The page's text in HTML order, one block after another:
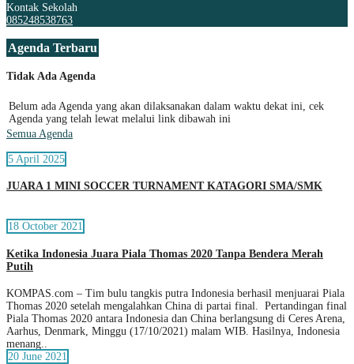
Kontak Sekolah
085248538763
Agenda Terbaru
Tidak Ada Agenda
Belum ada Agenda yang akan dilaksanakan dalam waktu dekat ini, cek
Agenda yang telah lewat melalui link dibawah ini
Semua Agenda
5 April 2025
JUARA 1 MINI SOCCER TURNAMENT KATAGORI SMA/SMK
18 October 2021
Ketika Indonesia Juara Piala Thomas 2020 Tanpa Bendera Merah
Putih
KOMPAS.com – Tim bulu tangkis putra Indonesia berhasil menjuarai Piala
Thomas 2020 setelah mengalahkan China di partai final. Pertandingan final
Piala Thomas 2020 antara Indonesia dan China berlangsung di Ceres Arena,
Aarhus, Denmark, Minggu (17/10/2021) malam WIB. Hasilnya, Indonesia
menang..
20 June 2021